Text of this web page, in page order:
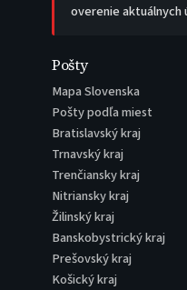
overenie
Pošty
Mapa Slovenska
Pošty podľa miest
Bratislavský kraj
Trnavský kraj
Trenčiansky kraj
Nitriansky kraj
Žilinský kraj
Banskobystrický kraj
Prešovský kraj
Košický kraj